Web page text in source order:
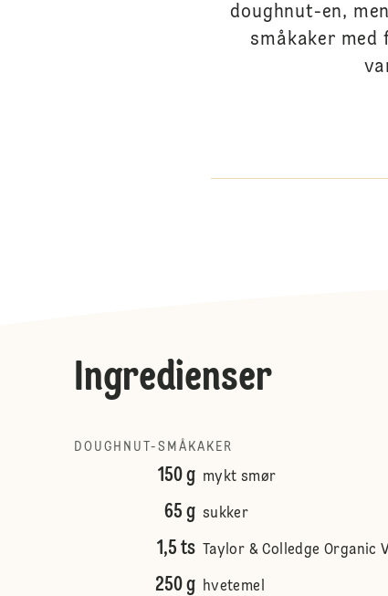
doughnut-en,
småkaker med
Ingredienser
DOUGHNUT-SMÅKAKER
150 g mykt smør
65 g sukker
1,5 ts Taylor & Colledge Organic
250 g hvetemel